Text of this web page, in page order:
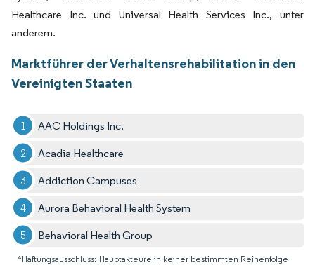
Healthcare Inc. und Universal Health Services Inc., unter
anderem.
Marktführer der Verhaltensrehabilitation in den
Vereinigten Staaten
AAC Holdings Inc.
Acadia Healthcare
Addiction Campuses
Aurora Behavioral Health System
Behavioral Health Group
*Haftungsausschluss: Hauptakteure in keiner bestimmten Reihenfolge